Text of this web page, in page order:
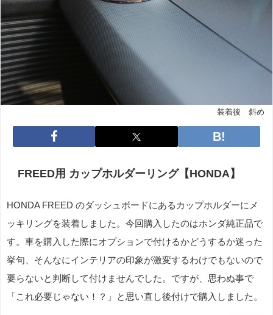
装着後 斜め
FREED用 カップホルダーリング【HONDA】
HONDA FREED のダッシュボードにあるカップホルダーにメ
ッキリングを装着しました。今回購入したのはホンダ純正品で
す。車を購入した際にオプションで付けるかどうするか迷った
挙句、そんなにインテリアの印象が激変するわけでもないので
要らないと判断して付けませんでした。ですが、思わぬ事で
「これ必要じゃない！？」と思い直し後付けで購入しました。